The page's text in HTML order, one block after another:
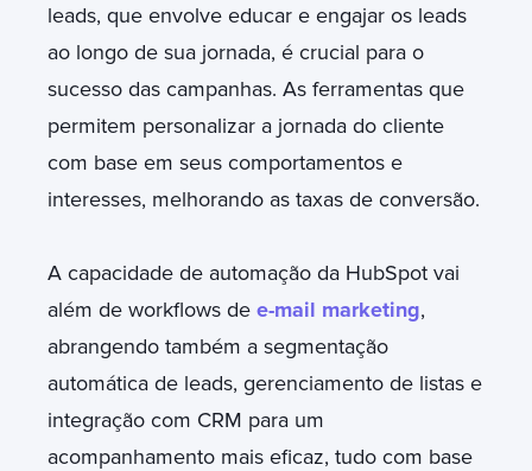
leads, que envolve educar e engajar os leads
ao longo de sua jornada, é crucial para o
sucesso das campanhas. As ferramentas que
permitem personalizar a jornada do cliente
com base em seus comportamentos e
interesses, melhorando as taxas de conversão.
A capacidade de automação da HubSpot vai
além de workflows de e-mail marketing,
abrangendo também a segmentação
automática de leads, gerenciamento de listas e
integração com CRM para um
acompanhamento mais eficaz, tudo com base